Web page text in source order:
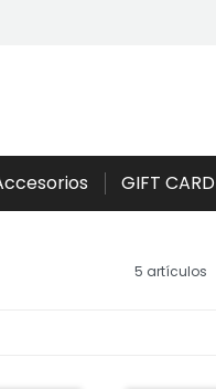
GIFT CARD
5 artículos